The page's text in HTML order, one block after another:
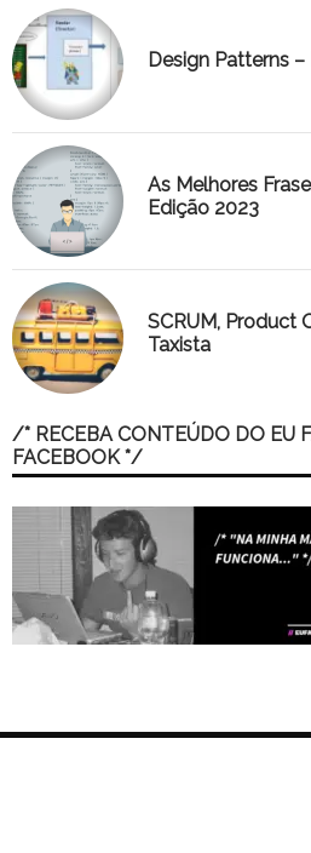
Design Patterns –
As Melhores
Edição 2023
SCRUM, Product
Taxista
/* RECEBA CONTEÚDO DO EU
FACEBOOK */